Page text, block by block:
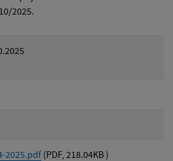
2025.
2025.pdf(PDF, 218.04KB )